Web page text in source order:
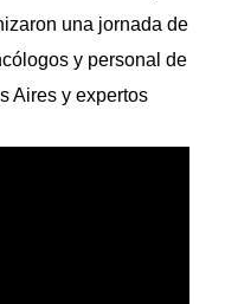
una jornada de
y personal de
Aires y expertos